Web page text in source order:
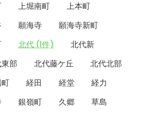
上堀南町
上本町
願海寺
願海寺新町
北代 (1件)
北代新
部 北代藤ケ丘
北代北部
経田 経堂
経力
銀嶺町 久郷
草島